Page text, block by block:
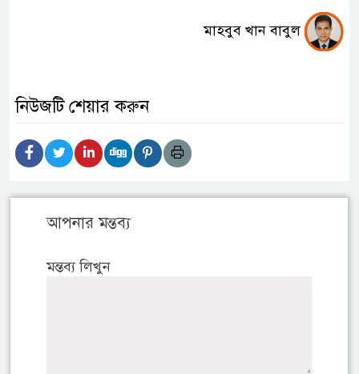
মাহবুব খান বাবুল
নিউজটি শেয়ার করুন
আপনার মন্তব্য
মন্তব্য লিখুন